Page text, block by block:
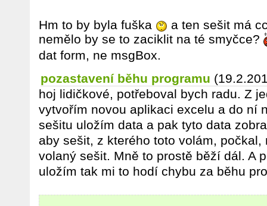
Hm to by byla fuška
a ten sešit má
nemělo by se to zaciklit na té smyčce?
dat form, ne msgBox.
pozastavení běhu programu
hoj lidičkové, potřeboval bych radu. Z
vytvořím novou aplikaci excelu a do ní
sešitu uložím data a pak tyto data
aby sešit, z kterého toto volám, počkal,
volaný sešit. Mně to prostě běží dál. A
uložím tak mi to hodí chybu za běhu